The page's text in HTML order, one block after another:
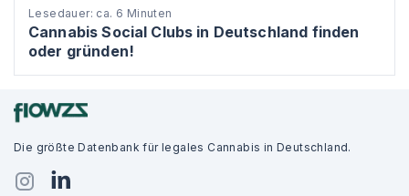
Lesedauer: ca. 6 Minuten
Cannabis Social Clubs in Deutschland finden
oder gründen!
Die größte Datenbank für legales Cannabis in Deutschland.